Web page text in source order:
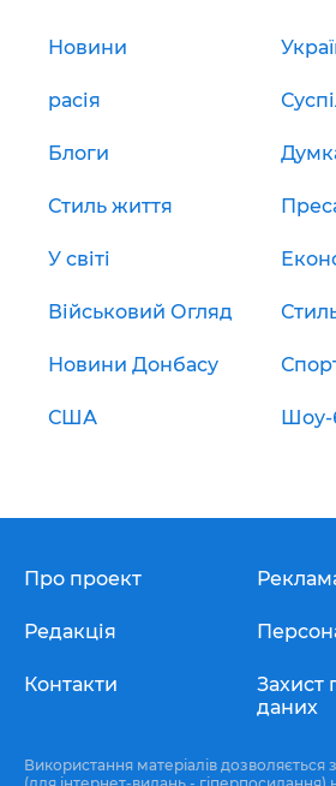
Новини
расія
Блоги
Стиль життя
У світі
Військовий Огляд
Новини Донбасу
США Шоу-
Про проект
Редакція
Контакти
Захист
даних
Використання матеріалів